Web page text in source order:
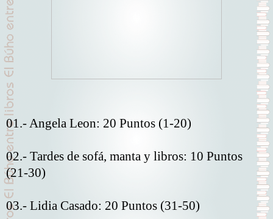
01.- Angela Leon: 20 Puntos (1-20)
02.- Tardes de sofá, manta y libros: 10 Puntos
(21-30)
03.- Lidia Casado: 20 Puntos (31-50)